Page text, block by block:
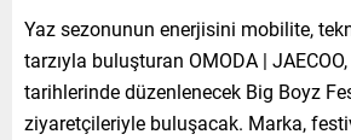
Yaz sezonunun enerjisini mobilite,
tarzıyla buluşturan OMODA |
tarihlerinde düzenlenecek Big Boyz
ziyaretçileriyle buluşacak. Marka,